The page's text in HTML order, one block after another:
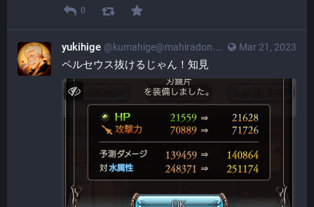
0
Mar 21, 2023
yukihige @kumahige@mahiradon.com
ペルセウス抜けるじゃん！知見